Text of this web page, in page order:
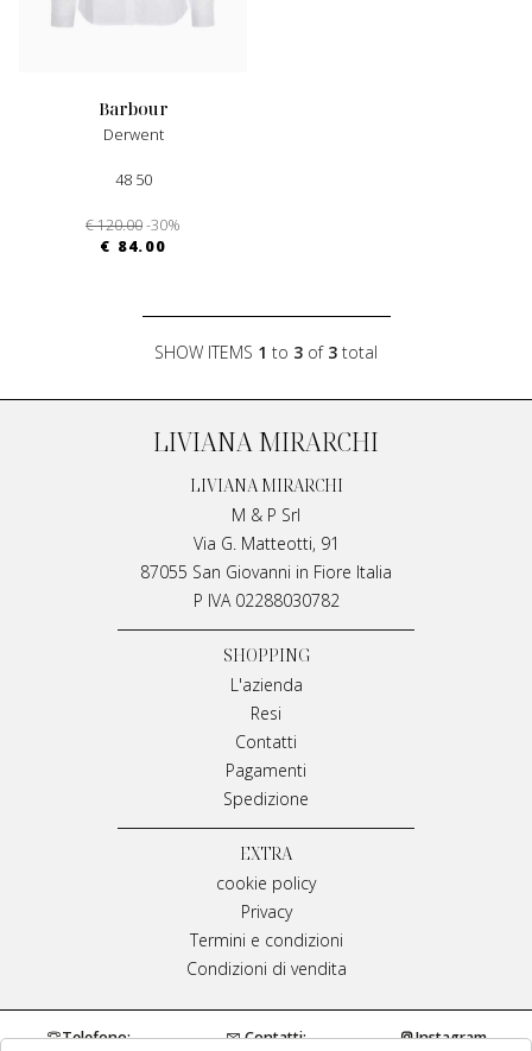
barbour
Derwent
48 50
€ 120.00-30%
€ 84.00
SHOW ITEMS 1 to 3 of 3 total
LIVIANA MIRARCHI
LIVIANA MIRARCHI
M & P Srl
Via G. Matteotti, 91
87055 San Giovanni in Fiore Italia
P IVA 02288030782
SHOPPING
L'azienda
Resi
Contatti
Pagamenti
Spedizione
EXTRA
cookie policy
Privacy
Termini e condizioni
Condizioni di vendita
Telefono:
Contatti:
Instagram